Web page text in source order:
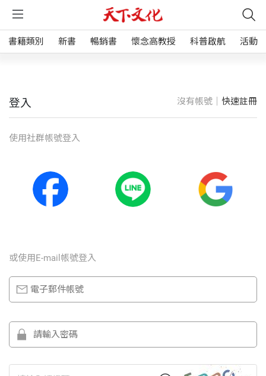
書籍類別 新書 暢銷書 懷念高教授 科普啟航 活動
登入 沒有帳號｜ 快速註冊
使⽤社群帳號登入
或使⽤E-mail帳號登入